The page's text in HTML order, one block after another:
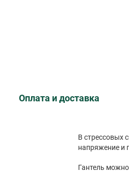
Оплата и доставка
В стрессовых
напряжение и
Гантель